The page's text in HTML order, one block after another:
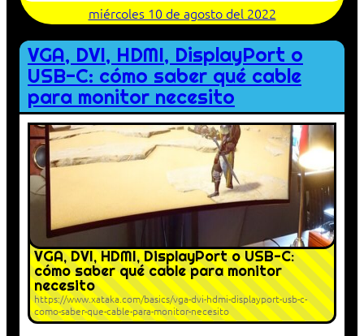
miércoles 10 de agosto del 2022
VGA, DVI, HDMI, DisplayPort o
USB-C: cómo saber qué cable
para monitor necesito
VGA, DVI, HDMI, DisplayPort o USB-C:
cómo saber qué cable para monitor
necesito
https://www.xataka.com/basics/vga-dvi-hdmi-displayport-usb-c-
como-saber-que-cable-para-monitor-necesito